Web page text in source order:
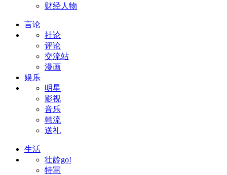
财经人物
言论
社论
评论
交流站
漫画
娱乐
明星
影视
音乐
韩流
送礼
生活
壮龄go!
特写